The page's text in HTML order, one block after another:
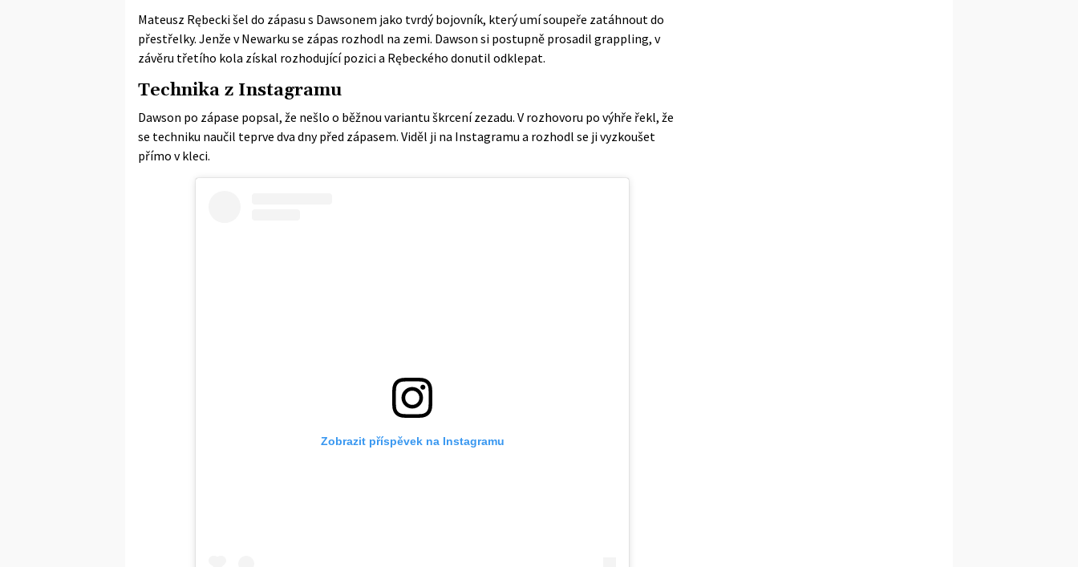
Mateusz Rębecki šel do zápasu s Dawsonem jako tvrdý bojovník, který umí soupeře zatáhnout do
přestřelky. Jenže v Newarku se zápas rozhodl na zemi. Dawson si postupně prosadil grappling, v
závěru třetího kola získal rozhodující pozici a Rębeckého donutil odklepat.
Technika z Instagramu
Dawson po zápase popsal, že nešlo o běžnou variantu škrcení zezadu. V rozhovoru po výhře řekl, že
se techniku naučil teprve dva dny před zápasem. Viděl ji na Instagramu a rozhodl se ji vyzkoušet
přímo v kleci.
Zobrazit příspěvek na Instagramu